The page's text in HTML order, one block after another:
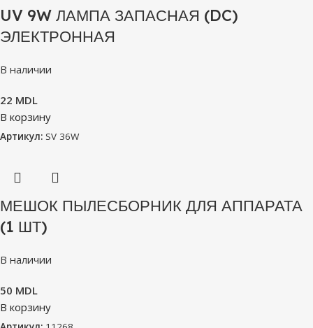
UV 9W ЛАМПА ЗАПАСНАЯ (DC)
ЭЛЕКТРОННАЯ
В наличии
22 MDL
В корзину
Артикул: SV 36W
МЕШОК ПЫЛЕСБОРНИК ДЛЯ АППАРАТА
(1 ШТ)
В наличии
50 MDL
В корзину